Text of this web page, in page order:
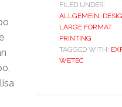
FILED UNDER:
ALLGEMEIN,
LARGE FORMAT
PRINTING
TAGGED WITH:
WETEC